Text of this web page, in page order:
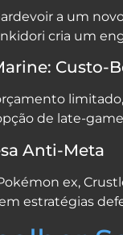
a um
cria um
Custo-
de late-
Anti-Meta
ex,
estratégias